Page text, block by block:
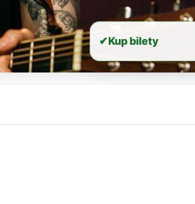
✔Kup bilety